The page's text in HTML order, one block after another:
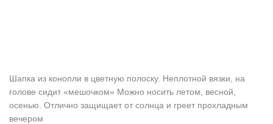
Шапка из конопли в цветную полоску. Неплотной вязки, на
голове сидит «мешочком» Можно носить летом, весной,
осенью. Отлично защищает от солнца и греет прохладным
вечером